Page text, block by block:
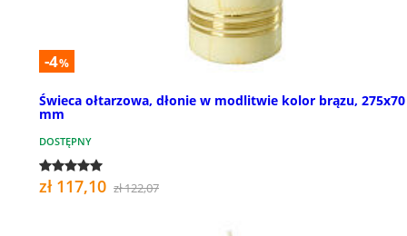
-4%
Świeca ołtarzowa, dłonie w modlitwie kolor brązu, 275x70
mm
DOSTĘPNY
zł 117,10 zł 122,07